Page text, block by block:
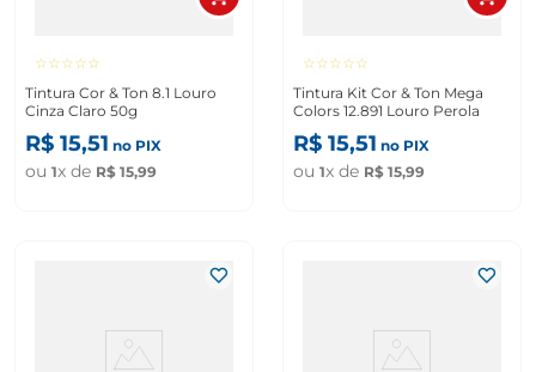
☆☆☆☆☆
Tintura Cor & Ton 8.1 Louro
Cinza Claro 50g
R$ 15,51 no PIX
ou 1x de R$ 15,99
☆☆☆☆☆
Tintura Kit Cor & Ton Mega
Colors 12.891 Louro Perola
R$ 15,51 no PIX
ou 1x de R$ 15,99